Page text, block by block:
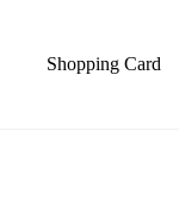
Shopping Card